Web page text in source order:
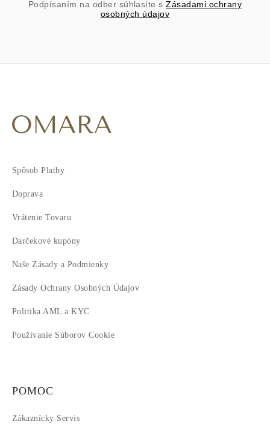
Podpísaním na odber súhlasíte sZásadami ochrany
osobných údajov
Spôsob Platby
Doprava
Vrátenie Tovaru
Darčekové kupóny
Naše Zásady a Podmienky
Zásady Ochrany Osobných Údajov
Politika AML a KYC
Používanie Súborov Cookie
POMOC
Zákaznícky Servis